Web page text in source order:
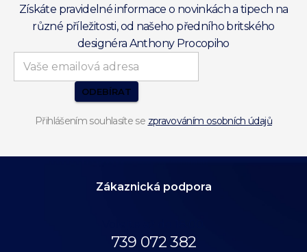
Získáte pravidelné informace o novinkách a tipech na
různé příležitosti, od našeho předního britského
designéra Anthony Procopiho
ODEBÍRAT
Přihlášením souhlasíte se zpravováním osobních údajů
Zákaznická podpora
739 072 382